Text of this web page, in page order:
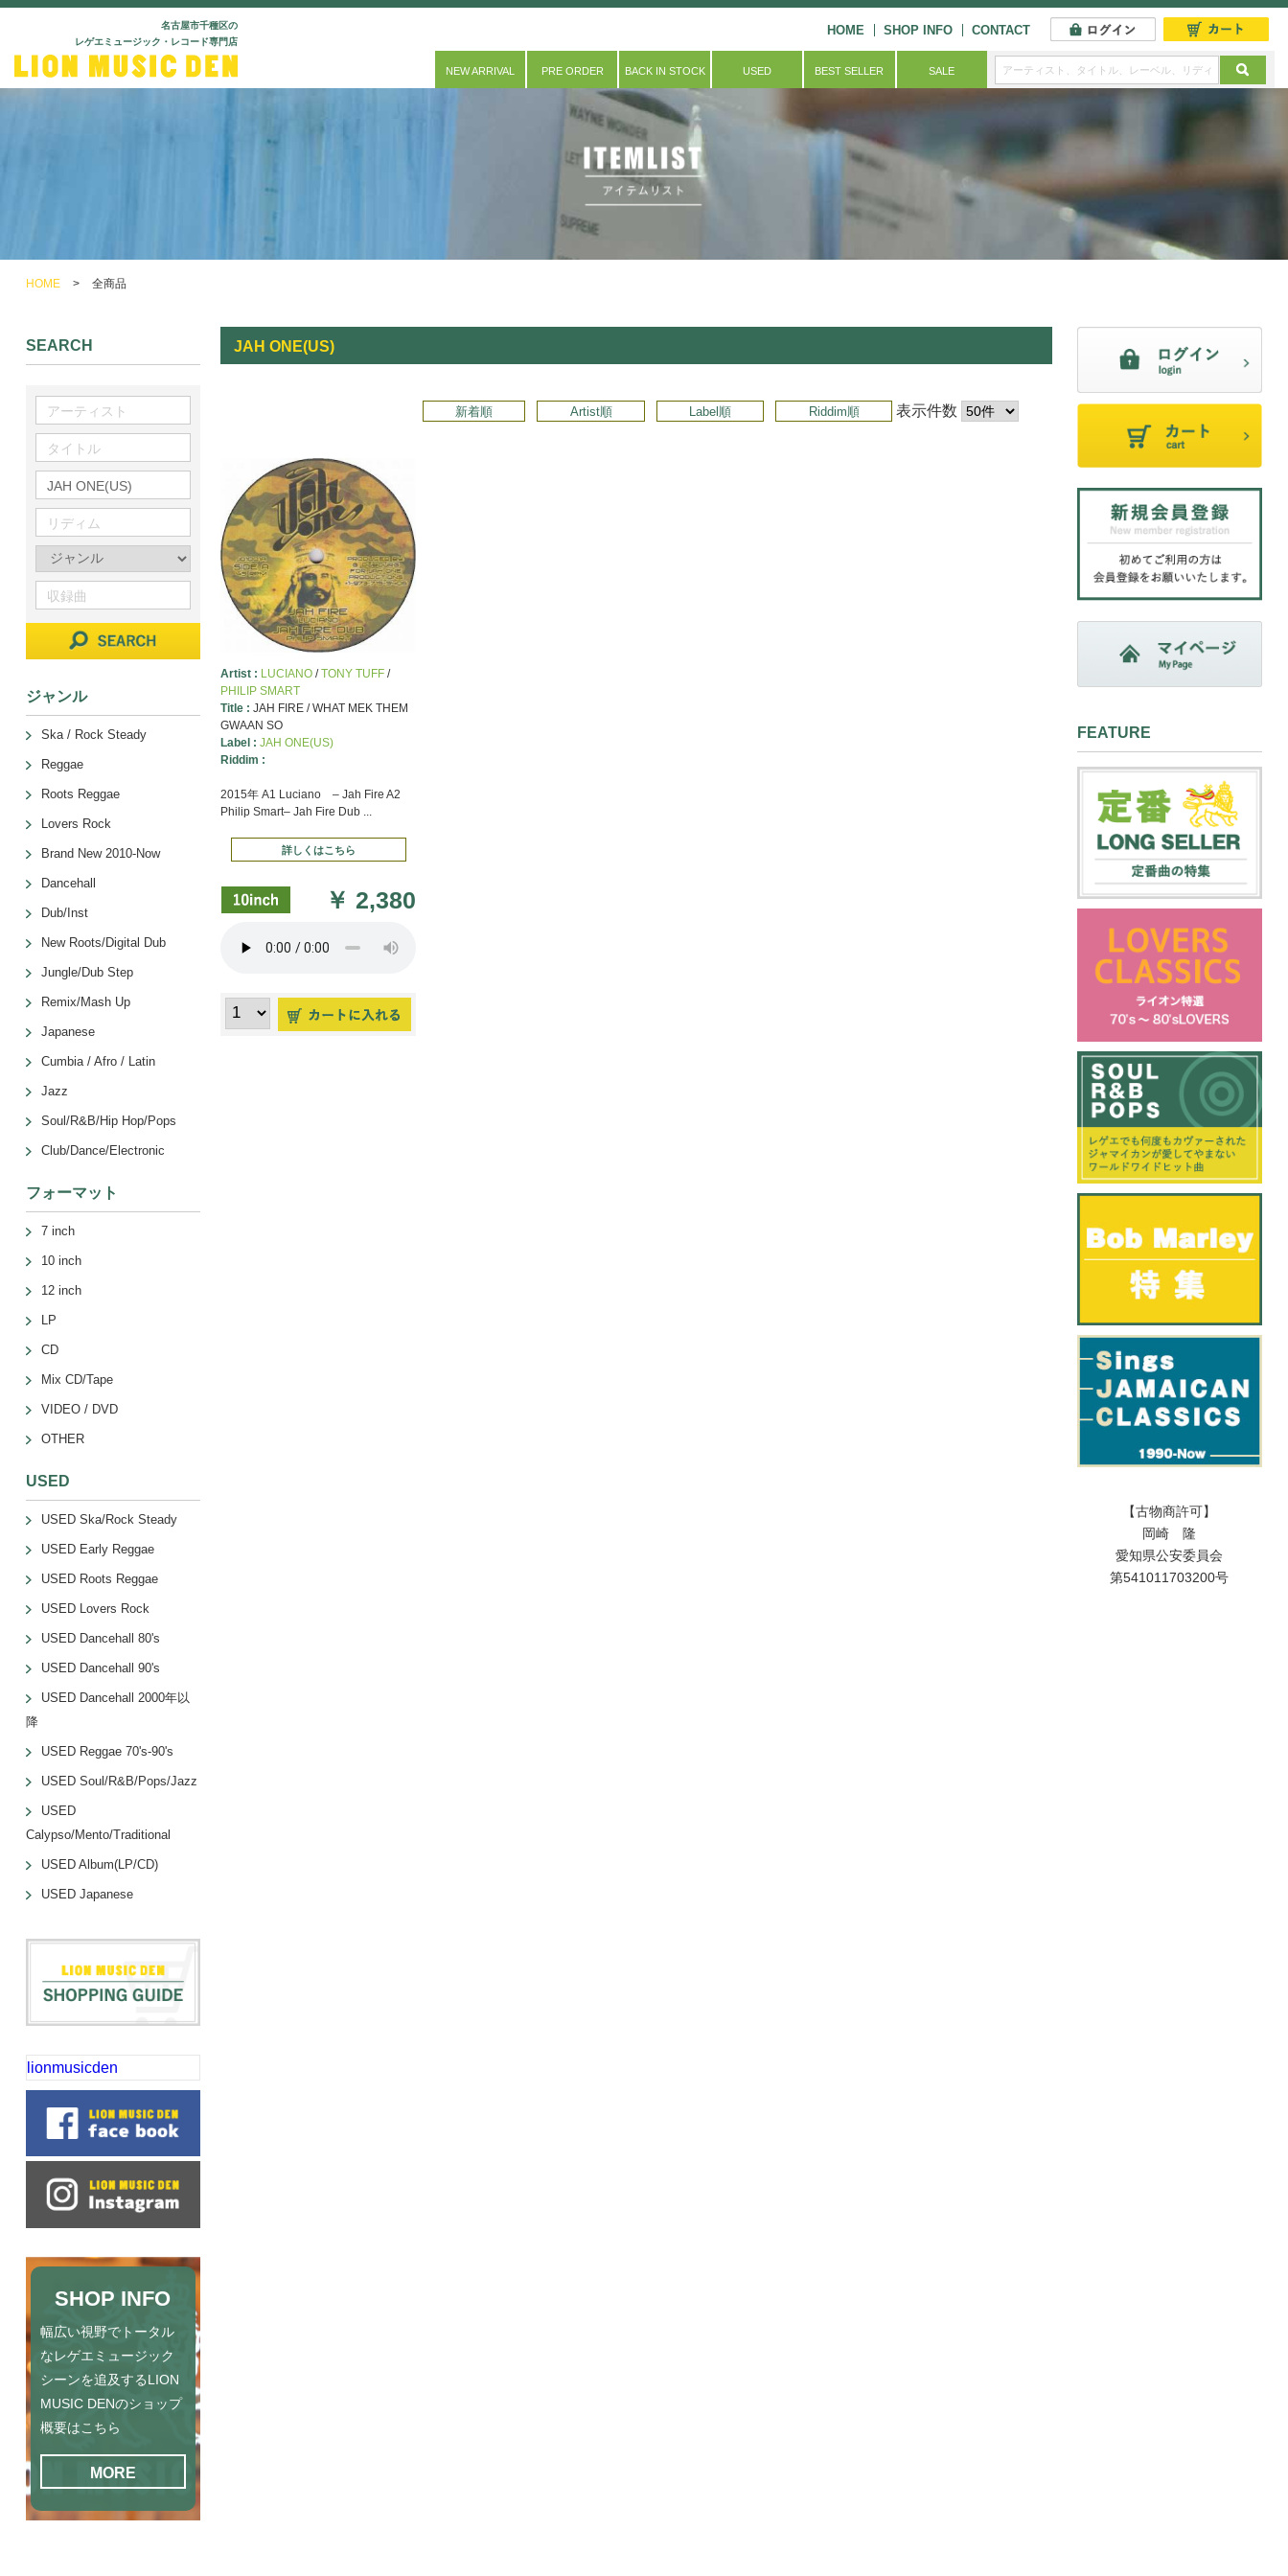
名古屋市千種区の
レゲエミュージック・レコード専門店
HOME SHOP INFO CONTACT
NEW ARRIVAL PRE ORDER BACK IN STOCK USED BEST SELLER SALE
HOME > 全商品
JAH ONE(US)
新着順 Artist順 Label順 Riddim順 表示件数
Artist : LUCIANO /TONY TUFF /
PHILIP SMART
Title :JAH FIRE / WHAT MEK THEM
GWAAN SO
Label :JAH ONE(US)
Riddim :
2015年 A1 Luciano – Jah Fire A2
Philip Smart– Jah Fire Dub ...
詳しくはこちら
￥2,380
SEARCH
ジャンル
Ska / Rock Steady
Reggae
Roots Reggae
Lovers Rock
Brand New 2010-Now
Dancehall
Dub/Inst
New Roots/Digital Dub
Jungle/Dub Step
Remix/Mash Up
Japanese
Cumbia / Afro / Latin
Jazz
Soul/R&B/Hip Hop/Pops
Club/Dance/Electronic
フォーマット
7 inch
10 inch
12 inch
LP
CD
Mix CD/Tape
VIDEO / DVD
OTHER
USED
USED Ska/Rock Steady
USED Early Reggae
USED Roots Reggae
USED Lovers Rock
USED Dancehall 80's
USED Dancehall 90's
USED Dancehall 2000年以
降
USED Reggae 70's-90's
USED Soul/R&B/Pops/Jazz
USED
Calypso/Mento/Traditional
USED Album(LP/CD)
USED Japanese
lionmusicden
SHOP INFO
幅広い視野でトータル
なレゲエミュージック
シーンを追及するLION
MUSIC DENのショップ
概要はこちら
MORE
FEATURE
【古物商許可】
岡崎 隆
愛知県公安委員会
第541011703200号